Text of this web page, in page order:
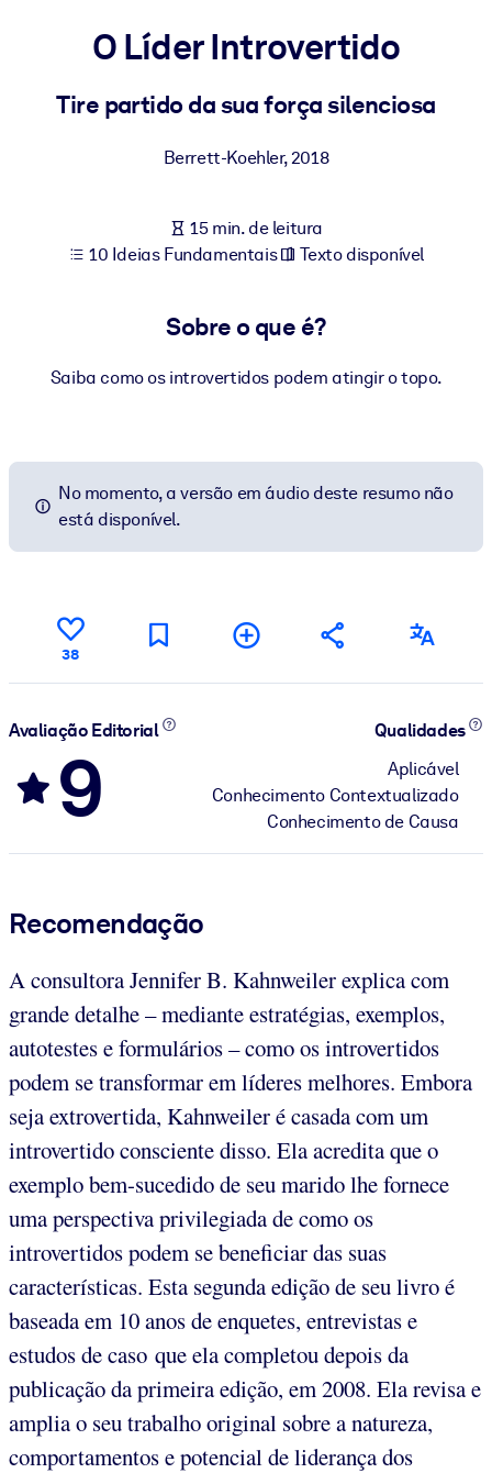
Para LMS/LXP
resultados de aprendizagem mais sólidos.
Enriqueça sua biblioteca corporativa com conhecimento de
negócios confiável e pronto para uso.
Alimente seus sistemas de IA com conhecimento confiável e
O Líder Introvertido
Tire partido da sua força silenciosa
Berrett-Koehler,2018
15 min. de leitura
10 Ideias Fundamentais
Texto disponível
Sobre o que é?
Saiba como os introvertidos podem atingir o topo.
No momento, a versão em áudio deste resumo não
está disponível.
38
Avaliação Editorial
9
Qualidades
Aplicável
Conhecimento Contextualizado
Conhecimento de Causa
Recomendação
A consultora Jennifer B. Kahnweiler explica com
grande detalhe – mediante estratégias, exemplos,
autotestes e formulários – como os introvertidos
podem se transformar em líderes melhores. Embora
seja extrovertida, Kahnweiler é casada com um
introvertido consciente disso. Ela acredita que o
exemplo bem-sucedido de seu marido lhe fornece
uma perspectiva privilegiada de como os
introvertidos podem se beneficiar das suas
características. Esta segunda edição de seu livro é
baseada em 10 anos de enquetes, entrevistas e
estudos de caso que ela completou depois da
publicação da primeira edição, em 2008. Ela revisa e
amplia o seu trabalho original sobre a natureza,
comportamentos e potencial de liderança dos